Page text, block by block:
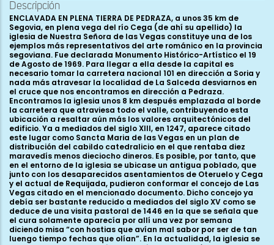
Descripción
ENCLAVADA EN PLENA TIERRA DE PEDRAZA, a unos 35 km de Segovia, en plena vega del río Cega (de ahí su apellido) la iglesia de Nuestra Señora de las Vegas constituye una de los ejemplos más representativos del arte románico en la provincia segoviana. Fue declarada Monumento Histórico-Artístico el 19 de Agosto de 1969. Para llegar a ella desde la capital es necesario tomar la carretera nacional 101 en dirección a Soria y nada más atravesar la localidad de La Salceda desviarnos en el cruce que nos encontramos en dirección a Pedraza. Encontramos la iglesia unos 8 km después emplazada al borde la carretera que atraviesa todo el valle, contribuyendo esta ubicación a resaltar aún más los valores arquitectónicos del edificio. Ya a mediados del siglo XIII, en 1247, aparece citado este lugar como Sancta Maria de las Vegas en un plan de distribución del cabildo catedralicio en el que rentaba diez maravedís menos dieciocho dineros. Es posible, por tanto, que en el entorno de la iglesia se ubicase un antigua poblado, que junto con los desaparecidos asentamientos de Oteruelo y Cega y el actual de Requijada, pudieron conformar el concejo de Las Vegas citado en el mencionado documento. Dicho concejo ya debía ser bastante reducido a mediados del siglo XV como se deduce de una visita pastoral de 1446 en la que se señala que el cura solamente aparecía por allí una vez por semana diciendo misa “con hostias que avían mal sabor por ser de tan luengo tiempo fechas que olían”. En la actualidad, la iglesia se encuentra totalmente aislada teniendo como núcleo de población más cercano a unos 2 km el pueblo de Requijada. Madoz en 1849 considera este templo como una de las dos ermitas del pueblo que se encontraba “a 1/8 leg. de él, en el camino de Pedraza para Segovia que sirvió en lo anterior de parroquia y en ella se celebra el día 8 de setiembre función y romería”. En 1812 la iglesia se convirtió en un anejo de la parroquia de Arahuetes y civilmente Requijada pasó a formar parte del Ayuntamiento de Santiuste de Pedraza en 1847. Destacar también el cariño y la importancia que esta iglesia tiene para los habitantes de la zona ya que albergaba la imagen románica de la patrona de la tierra de Pedraza, la Virgen de las Vegas, actualmente custodiada en el templo parroquial de Requijada. Exteriormente nos encontramos ante un edificio de dimensiones considerables con tres naves con sus correspondientes ábsides, aunque los dos laterales presentan un testero recto y sobre uno de ellos, concretamente el septentrional, se alza la torre campanario de la iglesia. La iglesia cuenta también con un pórtico adosado al costado de la nave meridional. El material constructivo empleado permanece oculto en su mayor parte bajo una capa de enfoscado de color blanquecino aunque es posible presuponer que el cuerpo de la iglesia incluida la cabecera está realizada en mampostería reforzada por sillares en esquinas, ventanas y cornisa; no así el pórtico, erigido con posterioridad a la iglesia que se encuentra construido íntegramente con sillería. La cabecera de la iglesia presenta un esquema muy sencillo en cuanto a la decoración se refiere, solamente alterada por la presencia de las ventanas que iluminan el interior; el ábside principal es ligeramente más elevado que su adosado ábside sur y su tambor liso y oculto bajo capas de cal, únicamente está animado por tres pequeñas ventanas saeteras con un ligero abocinamiento interior construidas con sillería y ubicadas en cada uno de los laterales y en la parte central. La cornisa que sustenta el tejado tiene un perfil biselado y canecillos todos ellos de tipo caveto. El ábside sur, igualmente liso y enfoscado, tiene en centro una pequeña ventana de tipo saetera abocinada al interior, configurada mediante un pequeño arco de medio punto y dos pequeñas arquivoltas, la interna sobre minúsculos capiteles sin decoración y la externa recogida por jambas prismáticas y cimacios de nacela. La ventana queda protegida por una chambrana configurada sucesivamente por un fino bocel, una moldura de mediacaña y un listel. La cornisa y canecillos que rodean el perímetro de este ábside no presentan ninguna diferencia con los del ábside principal. Finalmente, el ábside más septentrional se encuentra enfoscado como los dos anteriores aunque aquí se pueden percibir en las esquinas unas líneas blancas que imitan un despiece de sillería. La ventana de la parte central, saetera con abocinamiento interno, está formada por un arquito de medio punto con intradós abocelado que descansa en estilizadas columnas de fustes monolíticos que llevan pequeños capiteles con hojas que vuelven sus puntas en espiral formando diminutos crochets; entre las hojas se tallan en cada cesta pequeñas cabecitas humanas. El arco se rodea por una arquivolta conformada por tres filas de boceles partidos o en zigzag decoración que, aunque aquí se utilice en una ventana, podemos verla en portadas y pórticos de iglesias de la provincia como San Pedro de Gaíllos, Castroserna de Arriba, El Arenal de Orejana, Cascajares, Muñoveros, Sotosalbos, o la ermita de la Virgen de las Nieves de Rebollo por citar sólo algunos ejemplos. Hemos apuntado con anterioridad cómo la torre de la iglesia se encuentra construida sobre el ábside norte de la misma, hecho éste que se repite en otras iglesias de la tierra de Pedraza, casos de Aldealengua de Pedraza o Arcones, pero también en iglesias de la capital como San Quirce o San Andrés; en el caso de Las Vegas el acceso original al primer piso de la torre se encuentra en la cara sur constituido por una pequeña puerta con forma de arco de medio punto que todavía se conserva a la cual se accedía por una escalera colocada en el espacio existente entre el ábside principal y el ábside norte. La existencia de este espacio entre las capillas viene motivado por el esviaje del ábside septentrional respecto a la línea recta que marca el muro de la nave norte. Es decir, creemos que en el momento de erección de la capilla norte los constructores románicos eligen desviar el ábside respecto al eje de la nave para poder colocar una escalera a la cual se tiene acceso desde el interior de la iglesia. Actualmente, esta escalera ha desaparecido colocándose en su lugar una escalera de metal, pero todavía es posible ver en el lateral sur de la torre los riñones de la bóveda de piedra que cubría la primitiva escalera de subida a la torre. En cuanto al último cuerpo de la torre que alberga las troneras, dos en cada lado, se tiene documentada su fecha de reedificación realizada entre 1756 y 1758. Continuando el recorrido por el exterior del templo, nos encontramos en el último tramo del muro norte con una pequeña puerta románica de sillería con un arco de medio punto conformado por dovelas lisas y sin decoración que apoya en jambas prismáticas con las esquinas matadas por un bocel, cimacios de nacela y una chambrana que rodea al arco con tres filas de billetes. Junto a ella se descubrió en las obras de restauración de la iglesia un arco de ladrillo también con forma de medio punto; el tamaño y forma de estos ladrillos junto con la existencia de otros restos romanos en el entorno cercano de la iglesia nos hacen elucubrar sobre la presencia de este arco en la iglesia románica como una pervivencia de una anterior construcción, probablemente una villa romana o una basílica paleocristiana. Y es que en las excavaciones arqueológicas efectuadas en el edificio en los años setenta del siglo pasado apareció bajo la iglesia no sólo una interesante necrópolis medieval con restos datables entre los siglos IX al XIV sino que también se comprobó la existencia de construcciones tardoromanas, concretamente una piscina bautismal de inmersión, hoy visible en la esquina suroccidental de la nave sur de la iglesia, y un mausoleo con restos de mosaico en el pórtico justo debajo de la entrada principal. Almagro Gorbea y Caballero Zoreda concluyen que estas dos construcciones de carácter religiosofunerario formarían parte de una villa latifundista perteneciente al Bajo Imperio datable aproximadamente en el siglo V d. C. Estos dos historiadores observaron también durante las excavaciones restos de cimentación que les llevan a pensar en la existencia de una basílica presidiendo todo el conjunto. Es necesario, por tanto, apuntar aquí como la sacralización del solar en el que se asienta la ermita de Nuestra Señora de las Vegas se ha mantenido al menos desde época romana. Al contrario de lo que ocurre en otras iglesias segovianas en las que el espacio del pórtico se extiende por los costados meridional y occidental del edificio, en el caso de Las Vegas, el pórtico solamente se encuentra adosado al lateral sur incluyendo, eso sí, en su longitud total la nave y el ábside; está formado por siete arcos de medio punto recogidos por columnas pareadas que apoyan en un banco corrido con las esquinas matadas por un fino bocel. El tejado del pórtico está sujetado por varios canecillos entre los que se conservan algunos figurados con la representación de rostros humanos, cabezas de felinos, aves, serpientes, etc... Dos son las entradas que se conservan ubicadas en los laterales sur y este, caracterizadas fundamentalmente por su sencillez: la principal está conformada por un arco de medio punto doblado recogido por jamas prismáticas lisas y trasdosado por una chambrana con perfil de media caña y listel. En los cimacios se conserva una decoración a base de estrellas de cuatro puntas inscritas en un doble círculo formado por un entrelazo vegetal. La entrada ubicado en el lado este del pórtico, bastante deteriorada, tiene también un arco de medio punto de doble rosca completado por chambrana y cimacio de nacela. Como ya hemos apuntado, son siete los arcos que conforman esta estancia todos ellos de formato muy similar apoyados en dobles columnas coronadas por interesantes capiteles. Comenzando la descripción de este a oeste, nos encontramos primero con una escena mitológica tallándose en las caras estrechas de la c